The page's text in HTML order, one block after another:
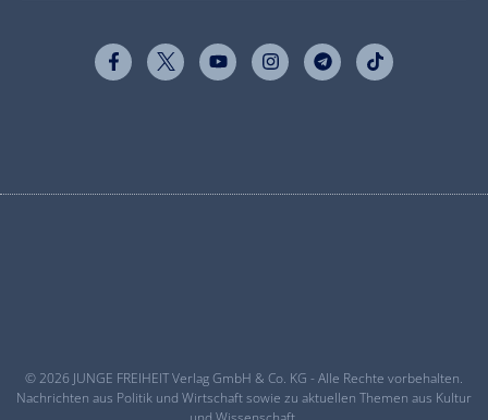
© 2026 JUNGE FREIHEIT Verlag GmbH & Co. KG - Alle Rechte vorbehalten.
Nachrichten aus Politik und Wirtschaft sowie zu aktuellen Themen aus Kultur